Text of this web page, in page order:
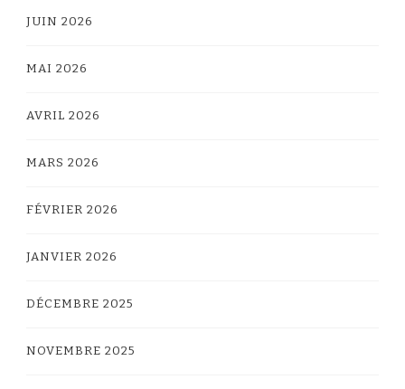
JUIN 2026
MAI 2026
AVRIL 2026
MARS 2026
FÉVRIER 2026
JANVIER 2026
DÉCEMBRE 2025
NOVEMBRE 2025